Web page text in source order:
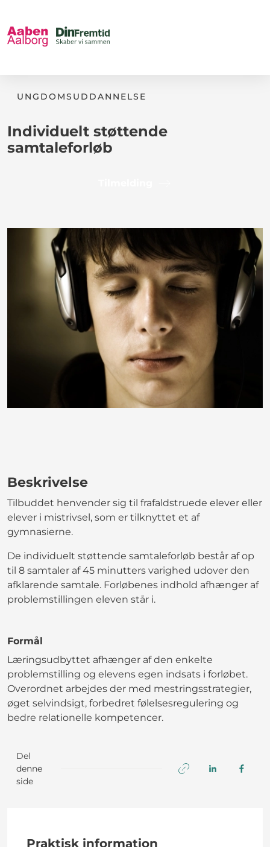
UNGDOMSUDDANNELSE
Individuelt støttende
samtaleforløb
Beskrivelse
Tilbuddet henvender sig til frafaldstruede elever eller
elever i mistrivsel, som er tilknyttet et af
gymnasierne.
De individuelt støttende samtaleforløb består af op
til 8 samtaler af 45 minutters varighed udover den
afklarende samtale. Forløbenes indhold afhænger af
problemstillingen eleven står i.
Formål
Læringsudbyttet afhænger af den enkelte
problemstilling og elevens egen indsats i forløbet.
Overordnet arbejdes der med mestringsstrategier,
øget selvindsigt, forbedret følelsesregulering og
bedre relationelle kompetencer.
Del
denne
side
Praktisk information